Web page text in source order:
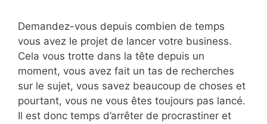
Demandez-vous depuis combien de temps
vous avez le projet de lancer votre business.
Cela vous trotte dans la tête depuis un
moment, vous avez fait un tas de recherches
sur le sujet, vous savez beaucoup de choses et
pourtant, vous ne vous êtes toujours pas lancé.
Il est donc temps d’arrêter de procrastiner et